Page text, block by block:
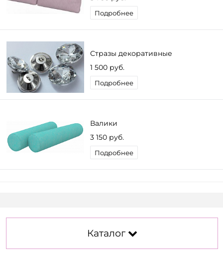
Подробнее
Стразы декоративные
1 500 руб.
Подробнее
Валики
3 150 руб.
Подробнее
Каталог